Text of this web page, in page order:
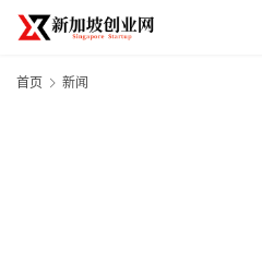
首页 新闻